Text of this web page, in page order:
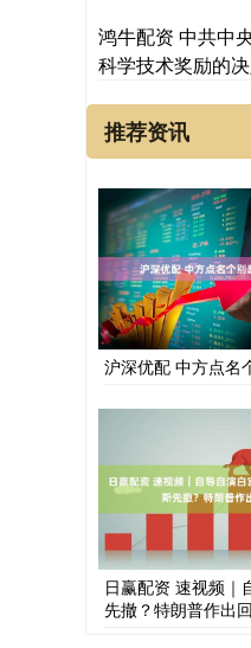
鸿牛配资 中共中
科学技术奖励的
推荐资讯
沪深优配 中方点名
日赢配资 速视频｜
先撤？特朗普作出